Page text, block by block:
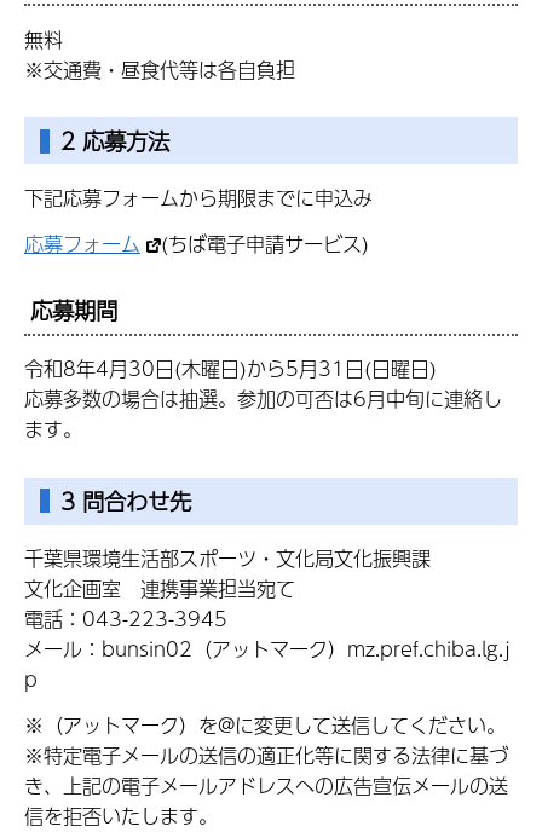
無料
※交通費・昼食代等は各自負担
2 応募方法
下記応募フォームから期限までに申込み
応募フォーム
(ちば電子申請サービス)
応募期間
令和8年4月30日(木曜日)から5月31日(日曜日)
応募多数の場合は抽選。参加の可否は6月中旬に連絡し
ます。
3 問合わせ先
千葉県環境生活部スポーツ・文化局文化振興課
文化企画室 連携事業担当宛て
電話：043-223-3945
メール：bunsin02（アットマーク）mz.pref.chiba.lg.j
p
※（アットマーク）を@に変更して送信してください。
※特定電子メールの送信の適正化等に関する法律に基づ
き、上記の電子メールアドレスへの広告宣伝メールの送
信を拒否いたします。